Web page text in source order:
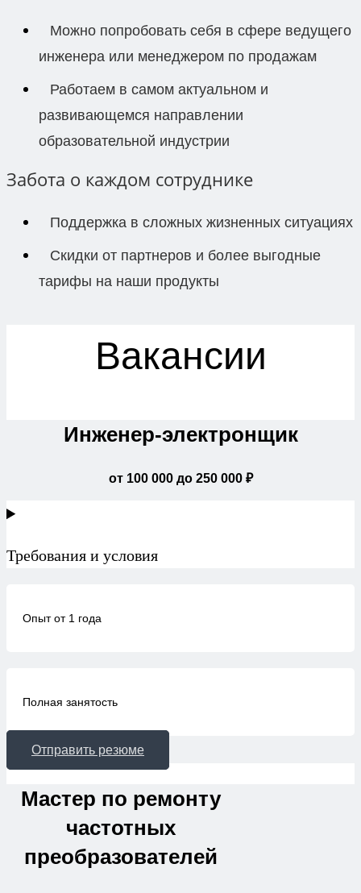
Можно попробовать себя в сфере ведущего
инженера или менеджером по продажам
Работаем в самом актуальном и
развивающемся направлении
образовательной индустрии
Забота о каждом сотруднике
Поддержка в сложных жизненных ситуациях
Скидки от партнеров и более выгодные
тарифы на наши продукты
Вакансии
Инженер-электронщик
от 100 000 до 250 000 ₽
Требования и условия
Опыт от 1 года
Полная занятость
Отправить резюме
Мастер по ремонту
частотных
преобразователей